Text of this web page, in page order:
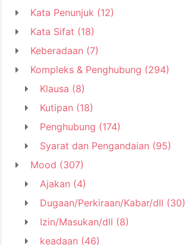
Kata Penunjuk (12)
Kata Sifat (18)
Keberadaan (7)
Kompleks & Penghubung (294)
Klausa (8)
Kutipan (18)
Penghubung (174)
Syarat dan Pengandaian (95)
Mood (307)
Ajakan (4)
Dugaan/Perkiraan/Kabar/dll (30)
Izin/Masukan/dll (8)
keadaan (46)